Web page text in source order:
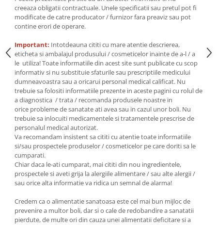
Mixuri, condimente si mirodenii
Mixuri
Condimente
Mirodenii
Maioneza bio
Pesto Bio
Semipreparate
Specialitati si produse asiatice
creeaza obligatii contractuale. Unele specificatii sau pretul pot fi
modificate de catre producator / furnizor fara preaviz sau pot
contine erori de operare.
Important: Intotdeauna cititi cu mare atentie descrierea,
eticheta si ambalajul produsului / cosmeticelor inainte de a-l / a
le utiliza! Toate informatiile din acest site sunt publicate cu scop
informativ si nu substituie sfaturile sau prescriptiile medicului
dumneavoastra sau a oricarui personal medical calificat. Nu
trebuie sa folositi informatiile prezente in aceste pagini cu rolul de
a diagnostica / trata / recomanda produsele noastre in
orice probleme de sanatate ati avea sau in cazul unor boli. Nu
trebuie sa inlocuiti medicamentele si tratamentele prescrise de
personalul medical autorizat.
Va recomandam insistent sa cititi cu atentie toate informatiile
si/sau prospectele produselor / cosmeticelor pe care doriti sa le
cumparati.
Chiar daca le-ati cumparat, mai cititi din nou ingredientele,
prospectele si aveti grija la alergiile alimentare / sau alte alergii /
sau orice alta informatie va ridica un semnal de alarma!
Credem ca o alimentatie sanatoasa este cel mai bun mijloc de
prevenire a multor boli, dar si o cale de redobandire a sanatatii
pierdute, de multe ori din cauza unei alimentatii deficitare si a